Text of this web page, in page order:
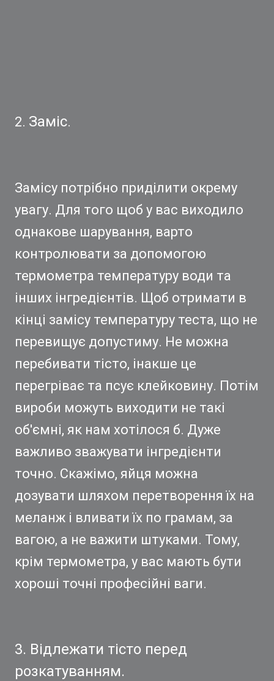
2. Заміс.
Замісу потрібно приділити окрему
увагу. Для того щоб у вас виходило
однакове шарування, варто
контролювати за допомогою
термометра температуру води та
інших інгредієнтів. Щоб отримати в
кінці замісу температуру теста, що не
перевищує допустиму. Не можна
перебивати тісто, інакше це
перегріває та псує клейковину. Потім
вироби можуть виходити не такі
об'ємні, як нам хотілося б. Дуже
важливо зважувати інгредієнти
точно. Скажімо, яйця можна
дозувати шляхом перетворення їх на
меланж і вливати їх по грамам, за
вагою, а не важити штуками. Тому,
крім термометра, у вас мають бути
хороші точні професійні ваги.
3. Відлежати тісто перед
розкатуванням.